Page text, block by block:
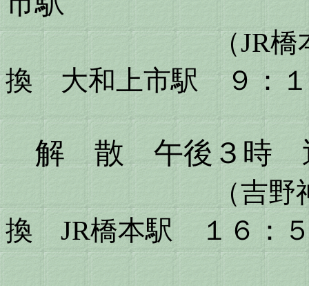
（JR
換 大和上市駅 ９：１
解 散 午後３時
（吉
換 JR橋本駅 １６：